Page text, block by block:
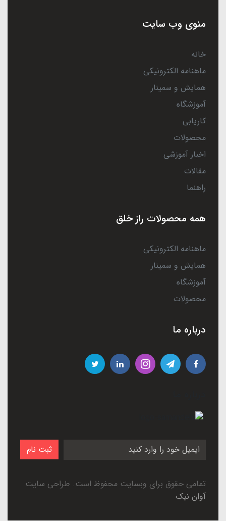
منوی وب سایت
خانه
ماهنامه الکترونیکی
همایش و سمینار
آموزشگاه
کاریابی
محصولات
اخبار آموزشی
مقالات
راهنما
همه محصولات راز خلق
ماهنامه الکترونیکی
همایش و سمینار
آموزشگاه
محصولات
درباره ما
ثبت نام
تمامی حقوق برای وبسایت محفوظ است. طراحی سایت
آوان نیک